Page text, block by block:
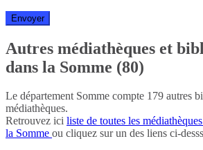
Autres médiathèques et
dans la Somme (80)
Le département Somme compte 179 autres
médiathèques.
Retrouvez ici liste de toutes les
la Somme ou cliquez sur un des liens ci-